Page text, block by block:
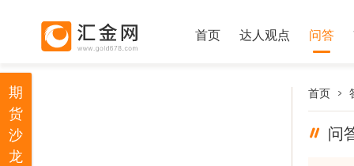
首页 达人观点 问答
首页
问
期
货
沙
龙